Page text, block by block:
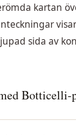
kartan
sida av
Botticelli-